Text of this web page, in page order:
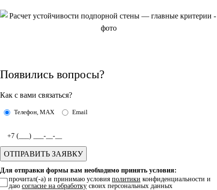
Появились вопросы?
Как с вами связаться?
Телефон, MAX Email
Для отправки формы вам необходимо принять условия:
прочитал(-а) и принимаю условия политики конфиденциальности и
даю согласие на обработку своих персональных данных